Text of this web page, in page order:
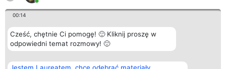
00:14
Cześć, chętnie Ci pomogę! 🙂 Kliknij proszę w
odpowiedni temat rozmowy! 🙂
Organizator plebiscytu Plebiscyt Kontakt